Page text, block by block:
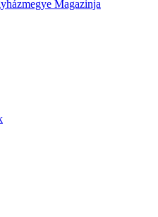
Magazinja